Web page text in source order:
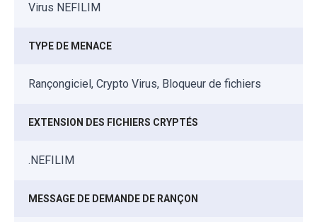
Virus NEFILIM
TYPE DE MENACE
Rançongiciel, Crypto Virus, Bloqueur de fichiers
EXTENSION DES FICHIERS CRYPTÉS
.NEFILIM
MESSAGE DE DEMANDE DE RANÇON